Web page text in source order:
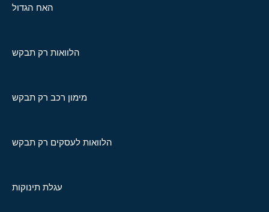
האח הגדול
הלוואות רק תבקש
מימון רכב רק תבקש
הלוואות לעסקים רק תבקש
עגלת תינוקות